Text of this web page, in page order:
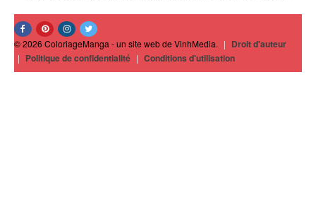
© 2026 ColoriageManga - un site web de VinhMedia. | Droit d'auteur
| Politique de confidentialité | Conditions d'utilisation